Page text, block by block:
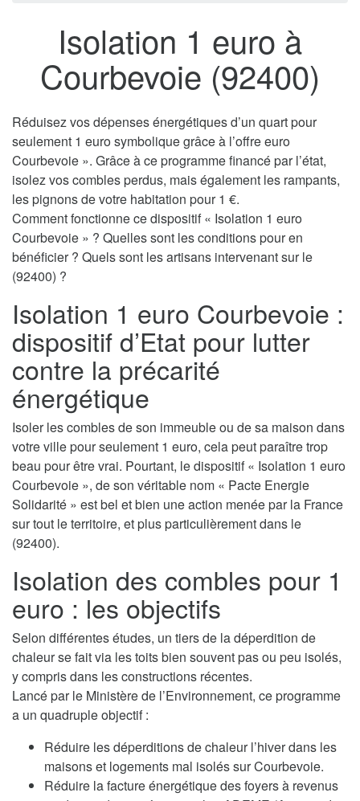
Isolation 1 euro à
Courbevoie (92400)
Réduisez vos dépenses énergétiques d’un quart pour
seulement 1 euro symbolique grâce à l’offre euro
Courbevoie ». Grâce à ce programme financé par l’état,
isolez vos combles perdus, mais également les rampants,
les pignons de votre habitation pour 1 €.
Comment fonctionne ce dispositif « Isolation 1 euro
Courbevoie » ? Quelles sont les conditions pour en
bénéficier ? Quels sont les artisans intervenant sur le
(92400) ?
Isolation 1 euro Courbevoie :
dispositif d’Etat pour lutter
contre la précarité
énergétique
Isoler les combles de son immeuble ou de sa maison dans
votre ville pour seulement 1 euro, cela peut paraître trop
beau pour être vrai. Pourtant, le dispositif « Isolation 1 euro
Courbevoie », de son véritable nom « Pacte Energie
Solidarité » est bel et bien une action menée par la France
sur tout le territoire, et plus particulièrement dans le
(92400).
Isolation des combles pour 1
euro : les objectifs
Selon différentes études, un tiers de la déperdition de
chaleur se fait via les toits bien souvent pas ou peu isolés,
y compris dans les constructions récentes.
Lancé par le Ministère de l’Environnement, ce programme
a un quadruple objectif :
Réduire les déperditions de chaleur l’hiver dans les
maisons et logements mal isolés sur Courbevoie.
Réduire la facture énergétique des foyers à revenus